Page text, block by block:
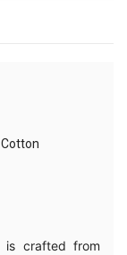
is crafted from